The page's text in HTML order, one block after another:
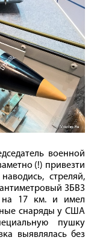
военной
(!) привезти
стреляй,
3БВ3
на 17 км. и имел
снаряды у США
пушку
выявлялась без